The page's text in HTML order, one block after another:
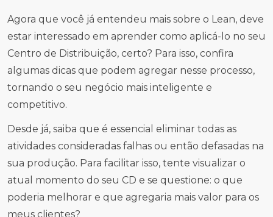
Agora que você já entendeu mais sobre o Lean, deve
estar interessado em aprender como aplicá-lo no seu
Centro de Distribuição, certo? Para isso, confira
algumas dicas que podem agregar nesse processo,
tornando o seu negócio mais inteligente e
competitivo.
Desde já, saiba que é essencial eliminar todas as
atividades consideradas falhas ou então defasadas na
sua produção. Para facilitar isso, tente visualizar o
atual momento do seu CD e se questione: o que
poderia melhorar e que agregaria mais valor para os
meus clientes?